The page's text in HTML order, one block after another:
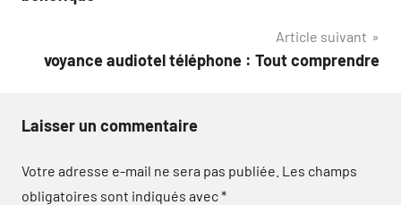
Article suivant
voyance audiotel téléphone : Tout comprendre
Laisser un commentaire
Votre adresse e-mail ne sera pas publiée. Les champs
obligatoires sont indiqués avec*